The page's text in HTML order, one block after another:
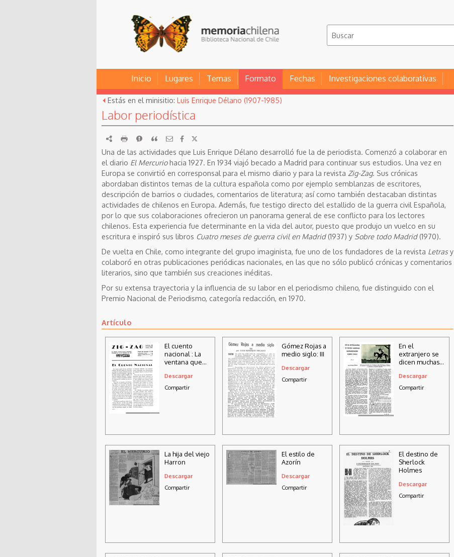
Inicio Lugares Temas Formato Fechas Investigaciones colaborativas
Estás en el minisitio: Luis Enrique Délano (1907-1985)
Labor periodística
RDF imprimirReportarCitar
Una de las actividades que Luis Enrique Délano desarrolló fue la de periodista. Comenzó a colaborar en
el diario El Mercuriohacia 1927. En 1934 viajó becado a Madrid para continuar sus estudios. Una vez en
Europa se convirtió en corresponsal para el mismo diario y para la revista Zig-Zag. Sus crónicas
abordaban distintos temas de la cultura española como por ejemplo semblanzas de escritores,
descripción de barrios o ciudades, comentarios de literatura; así como también destacaban distintas
actividades de chilenos en Europa. Además, fue testigo directo del estallido de la guerra civil Española,
por lo que sus colaboraciones ofrecieron un panorama general de ese conflicto para los lectores
chilenos. Esta experiencia fue determinante en la vida del autor, puesto que produjo un vuelco en su
escritura e inspiró sus libros Cuatro meses de guerra civil en Madrid(1937) y Sobre todo Madrid(1970).
De vuelta en Chile, como integrante del grupo imaginista, fue uno de los fundadores de la revista Letrasy
colaboró en otras publicaciones periódicas nacionales, en las que no sólo publicó crónicas y comentarios
literarios, sino que también sus creaciones inéditas.
Por su extensa trayectoria y la influencia de su labor en el periodismo chileno, fue distinguido con el
Premio Nacional de Periodismo, categoría redacción, en 1970.
Artículo
El cuento
nacional : La
ventana que
Luis Enrique
Délano
Descargar
Compartir
Gómez Rojas a
medio siglo: III
Descargar
Compartir
En el
extranjero se
dicen muchas
sobre Chile
Descargar
Compartir
La hija del viejo
Harron
Descargar
Compartir
El estilo de
Azorín
Descargar
Compartir
El destino de
Sherlock
Holmes
Descargar
Compartir